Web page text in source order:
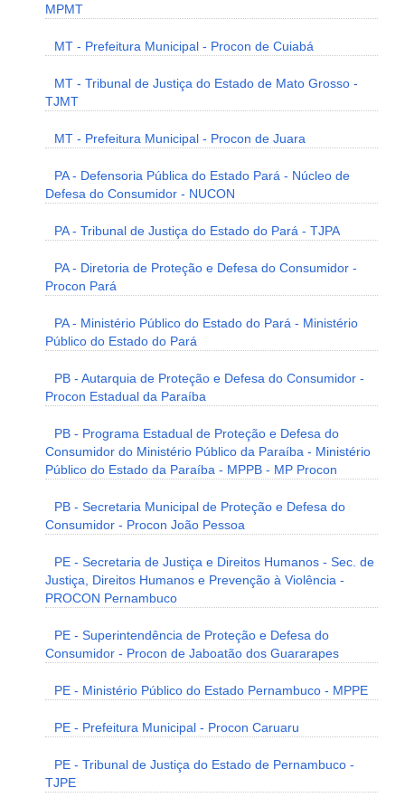
MPMT
MT - Prefeitura Municipal - Procon de Cuiabá
MT - Tribunal de Justiça do Estado de Mato Grosso -
TJMT
MT - Prefeitura Municipal - Procon de Juara
PA - Defensoria Pública do Estado Pará - Núcleo de
Defesa do Consumidor - NUCON
PA - Tribunal de Justiça do Estado do Pará - TJPA
PA - Diretoria de Proteção e Defesa do Consumidor -
Procon Pará
PA - Ministério Público do Estado do Pará - Ministério
Público do Estado do Pará
PB - Autarquia de Proteção e Defesa do Consumidor -
Procon Estadual da Paraíba
PB - Programa Estadual de Proteção e Defesa do
Consumidor do Ministério Público da Paraíba - Ministério
Público do Estado da Paraíba - MPPB - MP Procon
PB - Secretaria Municipal de Proteção e Defesa do
Consumidor - Procon João Pessoa
PE - Secretaria de Justiça e Direitos Humanos - Sec. de
Justiça, Direitos Humanos e Prevenção à Violência -
PROCON Pernambuco
PE - Superintendência de Proteção e Defesa do
Consumidor - Procon de Jaboatão dos Guararapes
PE - Ministério Público do Estado Pernambuco - MPPE
PE - Prefeitura Municipal - Procon Caruaru
PE - Tribunal de Justiça do Estado de Pernambuco -
TJPE